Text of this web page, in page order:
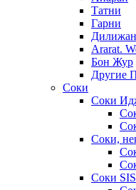
Татни
Гарни
Ararat.
Бон Жур
Другие
Соки
Соки
Соки,
Соки